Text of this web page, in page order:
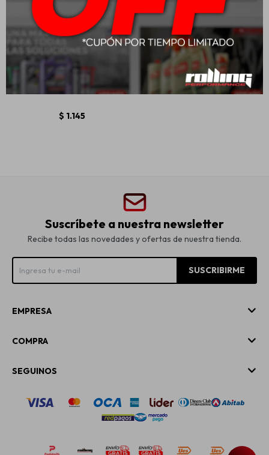
Wurth Restaurador De
Plastico Express 250ml
$ 1.145
Suscríbete a nuestra newsletter
Recibe todas las novedades y ofertas de nuestra tienda.
SUSCRIBIRME
EMPRESA
COMPRA
SEGUINOS